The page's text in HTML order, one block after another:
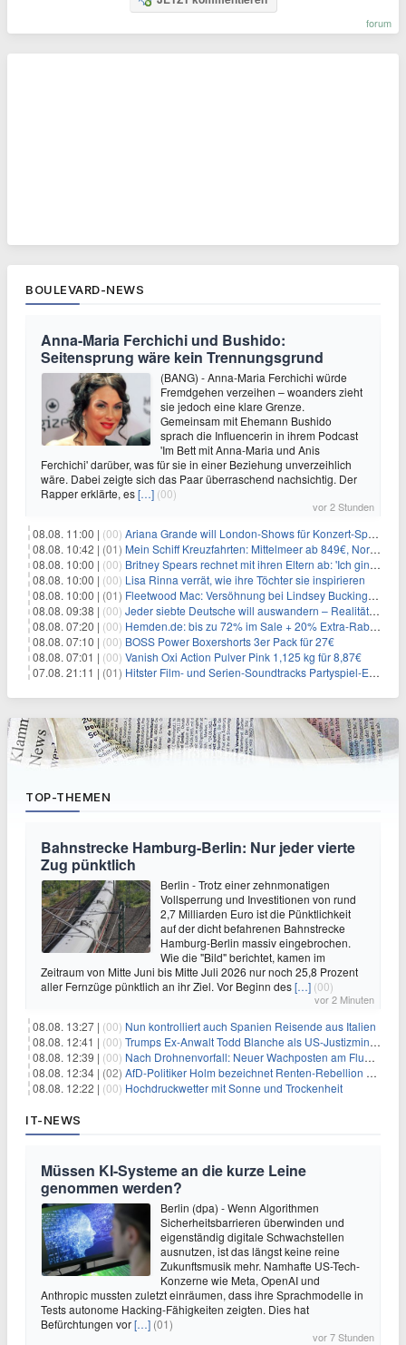
forum
BOULEVARD-NEWS
Anna-Maria Ferchichi und Bushido:
Seitensprung wäre kein Trennungsgrund
(BANG) - Anna-Maria Ferchichi würde
Fremdgehen verzeihen – woanders zieht
sie jedoch eine klare Grenze.
Gemeinsam mit Ehemann Bushido
sprach die Influencerin in ihrem Podcast
'Im Bett mit Anna-Maria und Anis
Ferchichi' darüber, was für sie in einer Beziehung unverzeihlich
wäre. Dabei zeigte sich das Paar überraschend nachsichtig. Der
Rapper erklärte, es[…] (00)
vor 2 Stunden
08.08. 11:00 | (00) Ariana Grande will London-Shows für Konzert-Special filmen
08.08. 10:42 | (01) Mein Schiff Kreuzfahrten: Mittelmeer ab 849€, Norwegen ab 999€ p.P.
08.08. 10:00 | (00) Britney Spears rechnet mit ihren Eltern ab: 'Ich ging zwei Monate lang auf die Knie und weinte'
08.08. 10:00 | (00) Lisa Rinna verrät, wie ihre Töchter sie inspirieren
08.08. 10:00 | (01) Fleetwood Mac: Versöhnung bei Lindsey Buckingham und Stevie Nicks
08.08. 09:38 | (00) Jeder siebte Deutsche will auswandern – Realität sieht oft anders aus
08.08. 07:20 | (00) Hemden.de: bis zu 72% im Sale + 20% Extra-Rabatt dank Gutschein
08.08. 07:10 | (00) BOSS Power Boxershorts 3er Pack für 27€
08.08. 07:01 | (00) Vanish Oxi Action Pulver Pink 1,125 kg für 8,87€
07.08. 21:11 | (01) Hitster Film- und Serien-Soundtracks Partyspiel-Erweiterung für 6,99€
TOP-THEMEN
Bahnstrecke Hamburg-Berlin: Nur jeder vierte
Zug pünktlich
Berlin - Trotz einer zehnmonatigen
Vollsperrung und Investitionen von rund
2,7 Milliarden Euro ist die Pünktlichkeit
auf der dicht befahrenen Bahnstrecke
Hamburg-Berlin massiv eingebrochen.
Wie die "Bild" berichtet, kamen im
Zeitraum von Mitte Juni bis Mitte Juli 2026 nur noch 25,8 Prozent
aller Fernzüge pünktlich an ihr Ziel. Vor Beginn des[…] (00)
vor 2 Minuten
08.08. 13:27 | (00) Nun kontrolliert auch Spanien Reisende aus Italien
08.08. 12:41 | (00) Trumps Ex-Anwalt Todd Blanche als US-Justizminister bestätigt
08.08. 12:39 | (00) Nach Drohnenvorfall: Neuer Wachposten am Flughafen
08.08. 12:34 | (02) AfD-Politiker Holm bezeichnet Renten-Rebellion als "Rollenspiel"
08.08. 12:22 | (00) Hochdruckwetter mit Sonne und Trockenheit
IT-NEWS
Müssen KI-Systeme an die kurze Leine
genommen werden?
Berlin (dpa) - Wenn Algorithmen
Sicherheitsbarrieren überwinden und
eigenständig digitale Schwachstellen
ausnutzen, ist das längst keine reine
Zukunftsmusik mehr. Namhafte US-Tech-
Konzerne wie Meta, OpenAI und
Anthropic mussten zuletzt einräumen, dass ihre Sprachmodelle in
Tests autonome Hacking-Fähigkeiten zeigten. Dies hat
Befürchtungen vor[…] (01)
vor 7 Stunden